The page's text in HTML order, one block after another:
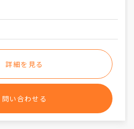
詳細を見る
問い合わせる